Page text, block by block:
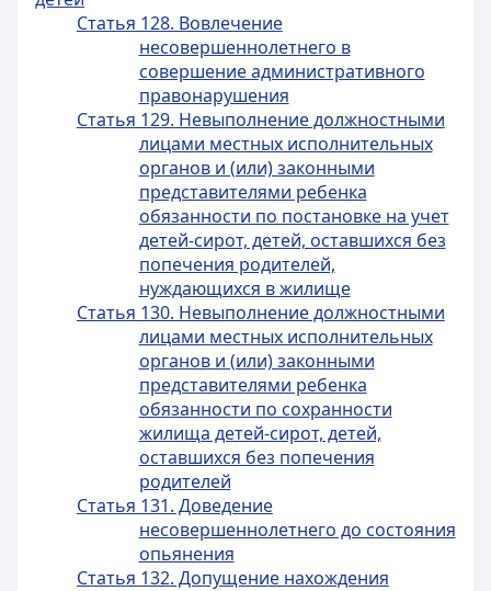
Статья 128. Вовлечение
несовершеннолетнего в
совершение административного
правонарушения
Статья 129. Невыполнение должностными
лицами местных исполнительных
органов и (или) законными
представителями ребенка
обязанности по постановке на учет
детей-сирот, детей, оставшихся без
попечения родителей,
нуждающихся в жилище
Статья 130. Невыполнение должностными
лицами местных исполнительных
органов и (или) законными
представителями ребенка
обязанности по сохранности
жилища детей-сирот, детей,
оставшихся без попечения
родителей
Статья 131. Доведение
несовершеннолетнего до состояния
опьянения
Статья 132. Допущение нахождения